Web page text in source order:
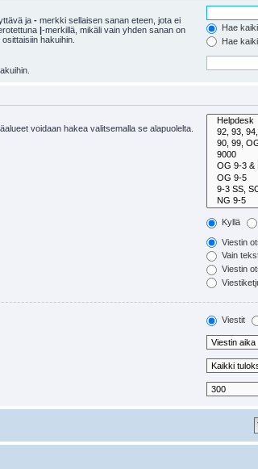
ja - merkki sellaisen sanan eteen, jota ei
|-merkillä, mikäli vain yhden sanan on
hakuihin.
Hae
Hae
voidaan hakea valitsemalla se alapuolelta.
Kyllä
Viestin
Vain
Viestin
Viestit